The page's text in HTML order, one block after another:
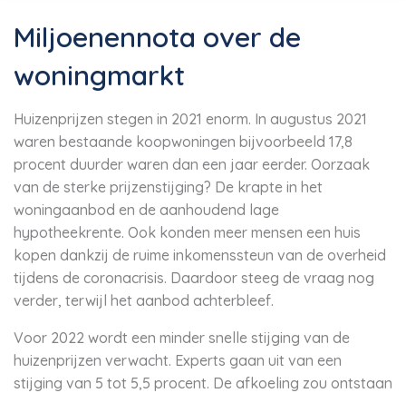
Miljoenennota over de
woningmarkt
Huizenprijzen stegen in 2021 enorm. In augustus 2021
waren bestaande koopwoningen bijvoorbeeld 17,8
procent duurder waren dan een jaar eerder. Oorzaak
van de sterke prijzenstijging? De krapte in het
woningaanbod en de aanhoudend lage
hypotheekrente. Ook konden meer mensen een huis
kopen dankzij de ruime inkomenssteun van de overheid
tijdens de coronacrisis. Daardoor steeg de vraag nog
verder, terwijl het aanbod achterbleef.
Voor 2022 wordt een minder snelle stijging van de
huizenprijzen verwacht. Experts gaan uit van een
stijging van 5 tot 5,5 procent. De afkoeling zou ontstaan